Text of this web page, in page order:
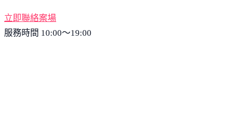
立即聯絡案場
服務時間 10:00～19:00